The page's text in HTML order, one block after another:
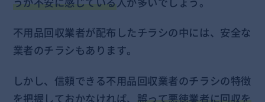
不用品回収業者が配布したチラシの中には、安全な
業者のチラシもあります。
しかし、信頼できる不用品回収業者のチラシの特徴
を把握しておかなければ、 誤って悪徳業者に回収を